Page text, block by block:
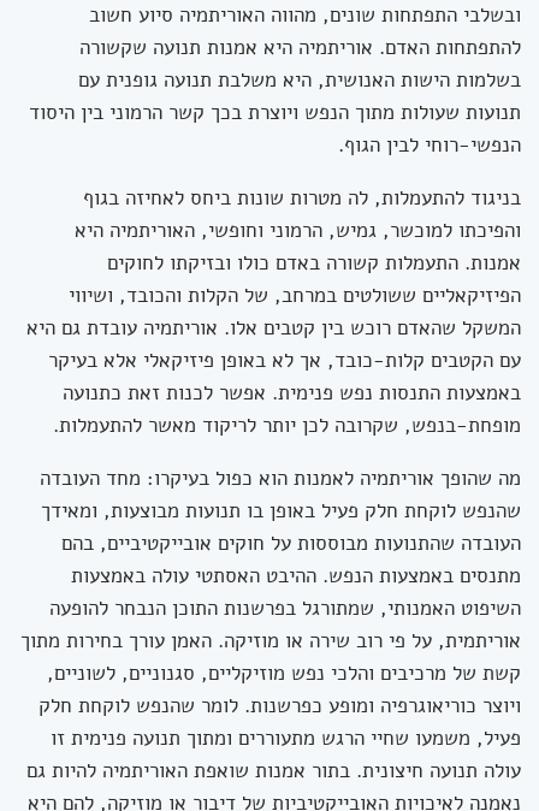
ובשלבי התפתחות שונים, מהווה האוריתמיה סיוע חשוב
להתפתחות האדם. אוריתמיה היא אמנות תנועה שקשורה
בשלמות הישות האנושית, היא משלבת תנועה גופנית עם
תנועות שעולות מתוך הנפש ויוצרת בכך קשר הרמוני בין היסוד
הנפשי-רוחי לבין הגוף.
בניגוד להתעמלות, לה מטרות שונות ביחס לאחיזה בגוף
והפיכתו למוכשר, גמיש, הרמוני וחופשי, האוריתמיה היא
אמנות. התעמלות קשורה באדם כולו ובזיקתו לחוקים
הפיזיקאליים ששולטים במרחב, של הקלות והכובד, ושיווי
המשקל שהאדם רוכש בין קטבים אלו. אוריתמיה עובדת גם היא
עם הקטבים קלות-כובד, אך לא באופן פיזיקאלי אלא בעיקר
באמצעות התנסות נפש פנימית. אפשר לכנות זאת כתנועה
מופחת-בנפש, שקרובה לכן יותר לריקוד מאשר להתעמלות.
מה שהופך אוריתמיה לאמנות הוא כפול בעיקרו: מחד העובדה
שהנפש לוקחת חלק פעיל באופן בו תנועות מבוצעות, ומאידך
העובדה שהתנועות מבוססות על חוקים אובייקטיביים, בהם
מתנסים באמצעות הנפש. ההיבט האסתטי עולה באמצעות
השיפוט האמנותי, שמתורגל בפרשנות התוכן הנבחר להופעה
אוריתמית, על פי רוב שירה או מוזיקה. האמן עורך בחירות מתוך
קשת של מרכיבים והלכי נפש מוזיקליים, סגנוניים, לשוניים,
ויוצר כוריאוגרפיה ומופע כפרשנות. לומר שהנפש לוקחת חלק
פעיל, משמעו שחיי הרגש מתעוררים ומתוך תנועה פנימית זו
עולה תנועה חיצונית. בתור אמנות שואפת האוריתמיה להיות גם
נאמנה לאיכויות האובייקטיביות של דיבור או מוזיקה, להם היא